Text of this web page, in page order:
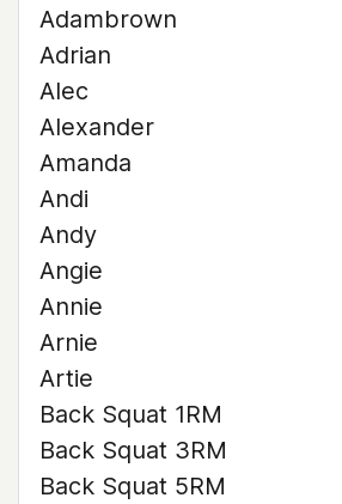
Adambrown
Adrian
Alec
Alexander
Amanda
Andi
Andy
Angie
Annie
Arnie
Artie
Back Squat 1RM
Back Squat 3RM
Back Squat 5RM